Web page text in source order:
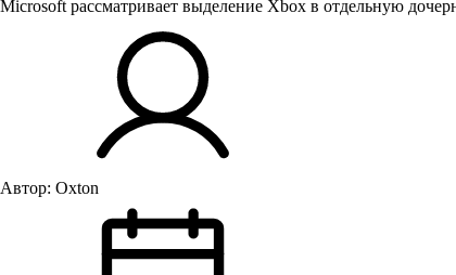
Microsoft рассматривает выделение Xbox в отдельную
Автор: Oxton